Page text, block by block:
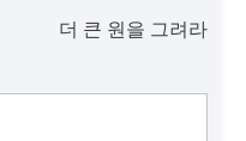
더 큰 원을 그려라